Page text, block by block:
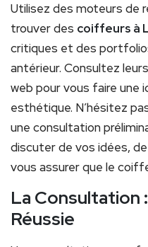
Utilisez des moteurs de
trouver des coiffeurs à
critiques et des
antérieur. Consultez
web pour vous faire une
esthétique. N’hésitez
une consultation
discuter de vos idées,
vous assurer que le
La Consultation
Réussie